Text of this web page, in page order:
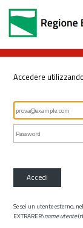
Accedere
Accedi
Se sei un utente esterno,
EXTRARER\nome utente